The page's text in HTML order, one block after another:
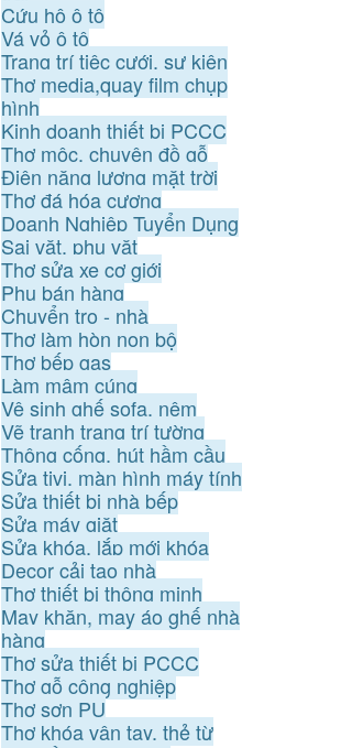
Cứu hộ ô tô
Vá vỏ ô tô
Trang trí tiệc cưới, sự kiện
Thợ media,quay film chụp
hình
Kinh doanh thiết bị PCCC
Thợ mộc, chuyên đồ gỗ
Điện năng lượng mặt trời
Thợ đá hóa cương
Doanh Nghiệp Tuyển Dụng
Sai vặt, phụ vặt
Thợ sửa xe cơ giới
Phụ bán hàng
Chuyển trọ - nhà
Thợ làm hòn non bộ
Thợ bếp gas
Làm mâm cúng
Vệ sinh ghế sofa, nệm
Vẽ tranh trang trí tường
Thông cống, hút hầm cầu
Sửa tivi, màn hình máy tính
Sửa thiết bị nhà bếp
Sửa máy giặt
Sửa khóa, lắp mới khóa
Decor cải tạo nhà
Thợ thiết bị thông minh
May khăn, may áo ghế nhà
hàng
Thợ sửa thiết bị PCCC
Thợ gỗ công nghiệp
Thợ sơn PU
Thợ khóa vân tay, thẻ từ